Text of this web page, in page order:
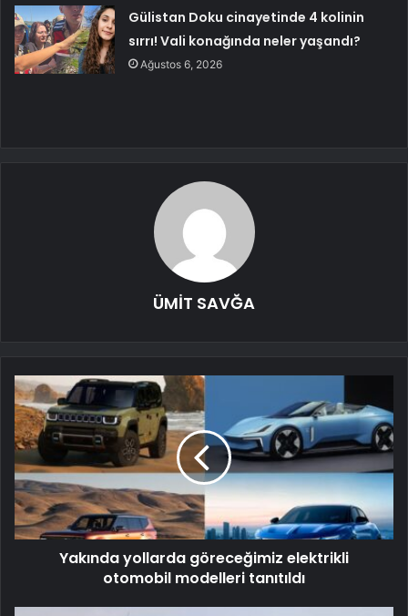
Gülistan Doku cinayetinde 4 kolinin
sırrı! Vali konağında neler yaşandı?
Ağustos 6, 2026
ÜMİT SAVĞA
Yakında yollarda göreceğimiz elektrikli
otomobil modelleri tanıtıldı